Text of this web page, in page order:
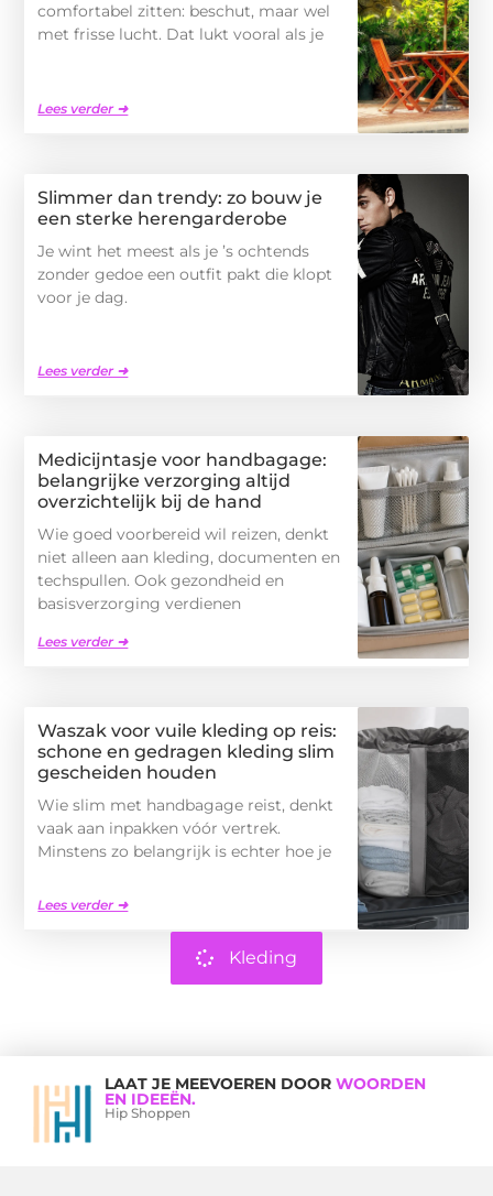
comfortabel zitten: beschut, maar wel
met frisse lucht. Dat lukt vooral als je
Lees verder ➜
Slimmer dan trendy: zo bouw je
een sterke herengarderobe
Je wint het meest als je ’s ochtends
zonder gedoe een outfit pakt die klopt
voor je dag.
Lees verder ➜
Medicijntasje voor handbagage:
belangrijke verzorging altijd
overzichtelijk bij de hand
Wie goed voorbereid wil reizen, denkt
niet alleen aan kleding, documenten en
techspullen. Ook gezondheid en
basisverzorging verdienen
Lees verder ➜
Waszak voor vuile kleding op reis:
schone en gedragen kleding slim
gescheiden houden
Wie slim met handbagage reist, denkt
vaak aan inpakken vóór vertrek.
Minstens zo belangrijk is echter hoe je
Lees verder ➜
Kleding
LAAT JE MEEVOEREN DOOR WOORDEN
EN IDEEËN.
Hip Shoppen